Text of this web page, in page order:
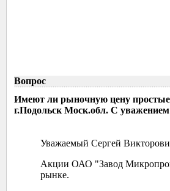
Вопрос
Имеют ли рыночную цену
г.Подольск Моск.обл. С
Уважаемый Сергей
Акции ОАО "Завод
рынке.